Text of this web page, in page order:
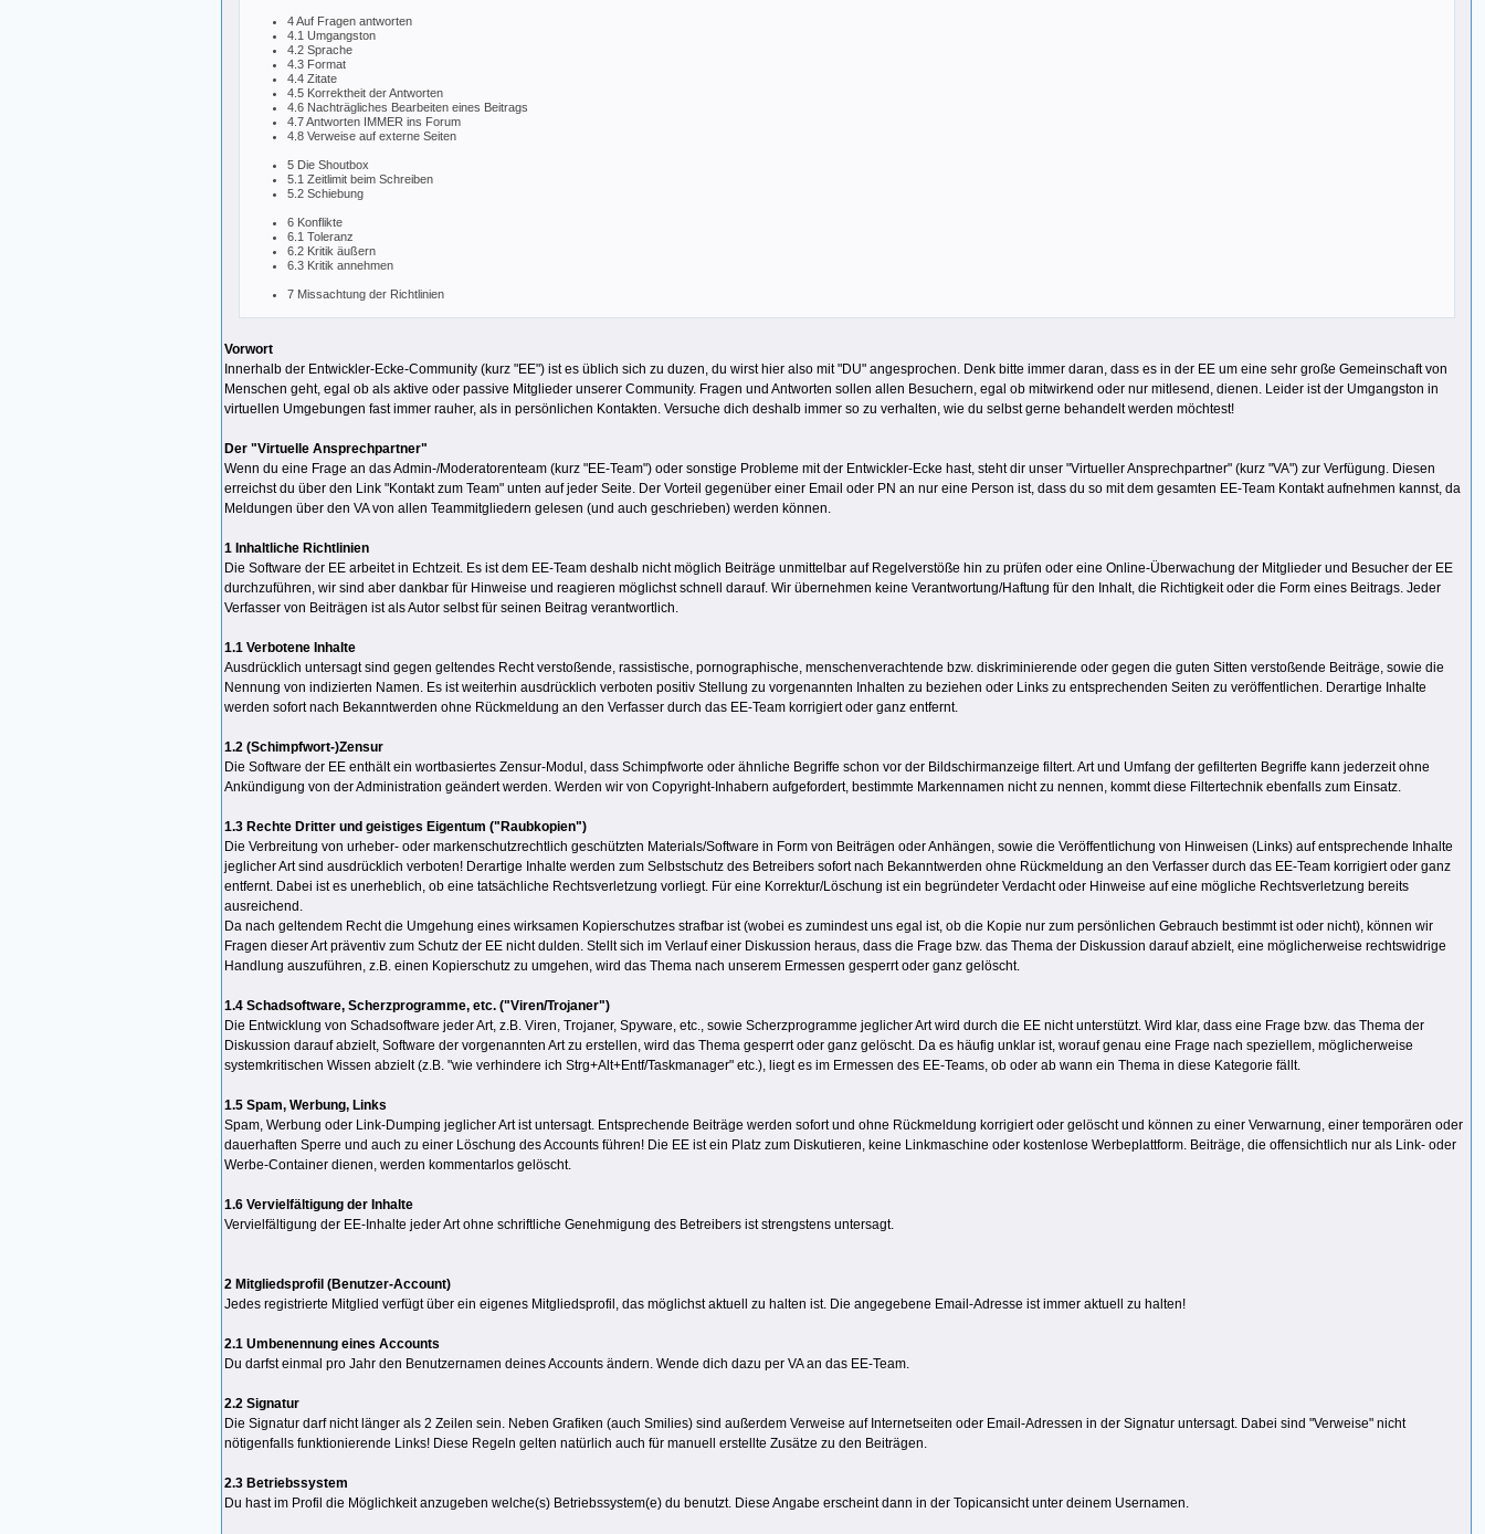
4 Auf Fragen antworten
4.1 Umgangston
4.2 Sprache
4.3 Format
4.4 Zitate
4.5 Korrektheit der Antworten
4.6 Nachträgliches Bearbeiten eines Beitrags
4.7 Antworten IMMER ins Forum
4.8 Verweise auf externe Seiten
5 Die Shoutbox
5.1 Zeitlimit beim Schreiben
5.2 Schiebung
6 Konflikte
6.1 Toleranz
6.2 Kritik äußern
6.3 Kritik annehmen
7 Missachtung der Richtlinien
Vorwort
Innerhalb der Entwickler-Ecke-Community (kurz "EE") ist es üblich sich zu duzen, du wirst hier also mit "DU" angesprochen. Denk bitte immer daran, dass es in der EE um eine sehr große Gemeinschaft von
Menschen geht, egal ob als aktive oder passive Mitglieder unserer Community. Fragen und Antworten sollen allen Besuchern, egal ob mitwirkend oder nur mitlesend, dienen. Leider ist der Umgangston in
virtuellen Umgebungen fast immer rauher, als in persönlichen Kontakten. Versuche dich deshalb immer so zu verhalten, wie du selbst gerne behandelt werden möchtest!
Der "Virtuelle Ansprechpartner"
Wenn du eine Frage an das Admin-/Moderatorenteam (kurz "EE-Team") oder sonstige Probleme mit der Entwickler-Ecke hast, steht dir unser "Virtueller Ansprechpartner" (kurz "VA") zur Verfügung. Diesen
erreichst du über den Link "Kontakt zum Team" unten auf jeder Seite. Der Vorteil gegenüber einer Email oder PN an nur eine Person ist, dass du so mit dem gesamten EE-Team Kontakt aufnehmen kannst, da
Meldungen über den VA von allen Teammitgliedern gelesen (und auch geschrieben) werden können.
1 Inhaltliche Richtlinien
Die Software der EE arbeitet in Echtzeit. Es ist dem EE-Team deshalb nicht möglich Beiträge unmittelbar auf Regelverstöße hin zu prüfen oder eine Online-Überwachung der Mitglieder und Besucher der EE
durchzuführen, wir sind aber dankbar für Hinweise und reagieren möglichst schnell darauf. Wir übernehmen keine Verantwortung/Haftung für den Inhalt, die Richtigkeit oder die Form eines Beitrags. Jeder
Verfasser von Beiträgen ist als Autor selbst für seinen Beitrag verantwortlich.
1.1 Verbotene Inhalte
Ausdrücklich untersagt sind gegen geltendes Recht verstoßende, rassistische, pornographische, menschenverachtende bzw. diskriminierende oder gegen die guten Sitten verstoßende Beiträge, sowie die
Nennung von indizierten Namen. Es ist weiterhin ausdrücklich verboten positiv Stellung zu vorgenannten Inhalten zu beziehen oder Links zu entsprechenden Seiten zu veröffentlichen. Derartige Inhalte
werden sofort nach Bekanntwerden ohne Rückmeldung an den Verfasser durch das EE-Team korrigiert oder ganz entfernt.
1.2 (Schimpfwort-)Zensur
Die Software der EE enthält ein wortbasiertes Zensur-Modul, dass Schimpfworte oder ähnliche Begriffe schon vor der Bildschirmanzeige filtert. Art und Umfang der gefilterten Begriffe kann jederzeit ohne
Ankündigung von der Administration geändert werden. Werden wir von Copyright-Inhabern aufgefordert, bestimmte Markennamen nicht zu nennen, kommt diese Filtertechnik ebenfalls zum Einsatz.
1.3 Rechte Dritter und geistiges Eigentum ("Raubkopien")
Die Verbreitung von urheber- oder markenschutzrechtlich geschützten Materials/Software in Form von Beiträgen oder Anhängen, sowie die Veröffentlichung von Hinweisen (Links) auf entsprechende Inhalte
jeglicher Art sind ausdrücklich verboten! Derartige Inhalte werden zum Selbstschutz des Betreibers sofort nach Bekanntwerden ohne Rückmeldung an den Verfasser durch das EE-Team korrigiert oder ganz
entfernt. Dabei ist es unerheblich, ob eine tatsächliche Rechtsverletzung vorliegt. Für eine Korrektur/Löschung ist ein begründeter Verdacht oder Hinweise auf eine mögliche Rechtsverletzung bereits
ausreichend.
Da nach geltendem Recht die Umgehung eines wirksamen Kopierschutzes strafbar ist (wobei es zumindest uns egal ist, ob die Kopie nur zum persönlichen Gebrauch bestimmt ist oder nicht), können wir
Fragen dieser Art präventiv zum Schutz der EE nicht dulden. Stellt sich im Verlauf einer Diskussion heraus, dass die Frage bzw. das Thema der Diskussion darauf abzielt, eine möglicherweise rechtswidrige
Handlung auszuführen, z.B. einen Kopierschutz zu umgehen, wird das Thema nach unserem Ermessen gesperrt oder ganz gelöscht.
1.4 Schadsoftware, Scherzprogramme, etc. ("Viren/Trojaner")
Die Entwicklung von Schadsoftware jeder Art, z.B. Viren, Trojaner, Spyware, etc., sowie Scherzprogramme jeglicher Art wird durch die EE nicht unterstützt. Wird klar, dass eine Frage bzw. das Thema der
Diskussion darauf abzielt, Software der vorgenannten Art zu erstellen, wird das Thema gesperrt oder ganz gelöscht. Da es häufig unklar ist, worauf genau eine Frage nach speziellem, möglicherweise
systemkritischen Wissen abzielt (z.B. "wie verhindere ich Strg+Alt+Entf/Taskmanager" etc.), liegt es im Ermessen des EE-Teams, ob oder ab wann ein Thema in diese Kategorie fällt.
1.5 Spam, Werbung, Links
Spam, Werbung oder Link-Dumping jeglicher Art ist untersagt. Entsprechende Beiträge werden sofort und ohne Rückmeldung korrigiert oder gelöscht und können zu einer Verwarnung, einer temporären oder
dauerhaften Sperre und auch zu einer Löschung des Accounts führen! Die EE ist ein Platz zum Diskutieren, keine Linkmaschine oder kostenlose Werbeplattform. Beiträge, die offensichtlich nur als Link- oder
Werbe-Container dienen, werden kommentarlos gelöscht.
1.6 Vervielfältigung der Inhalte
Vervielfältigung der EE-Inhalte jeder Art ohne schriftliche Genehmigung des Betreibers ist strengstens untersagt.
2 Mitgliedsprofil (Benutzer-Account)
Jedes registrierte Mitglied verfügt über ein eigenes Mitgliedsprofil, das möglichst aktuell zu halten ist. Die angegebene Email-Adresse ist immer aktuell zu halten!
2.1 Umbenennung eines Accounts
Du darfst einmal pro Jahr den Benutzernamen deines Accounts ändern. Wende dich dazu per VA an das EE-Team.
2.2 Signatur
Die Signatur darf nicht länger als 2 Zeilen sein. Neben Grafiken (auch Smilies) sind außerdem Verweise auf Internetseiten oder Email-Adressen in der Signatur untersagt. Dabei sind "Verweise" nicht
nötigenfalls funktionierende Links! Diese Regeln gelten natürlich auch für manuell erstellte Zusätze zu den Beiträgen.
2.3 Betriebssystem
Du hast im Profil die Möglichkeit anzugeben welche(s) Betriebssystem(e) du benutzt. Diese Angabe erscheint dann in der Topicansicht unter deinem Usernamen.